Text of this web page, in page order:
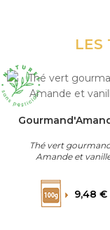
LES
Thé vert
Amande et
Prix
9,48 €